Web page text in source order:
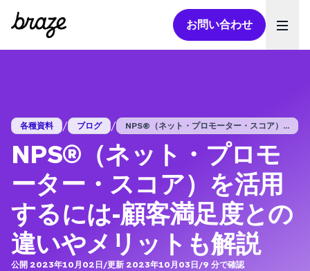
お問い合わせ
各種資料 / ブログ / NPS®（ネット・プロモーター・スコア）...
NPS®（ネット・プロモ
ーター・スコア）を活用
するには-顧客満足度との
違いやメリットも解説
公開 2023年10月02日/更新 2023年10月03日/9 分で確認